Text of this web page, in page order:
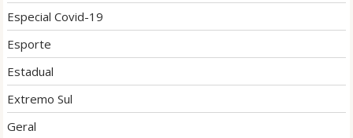
Especial Covid-19
Esporte
Estadual
Extremo Sul
Geral